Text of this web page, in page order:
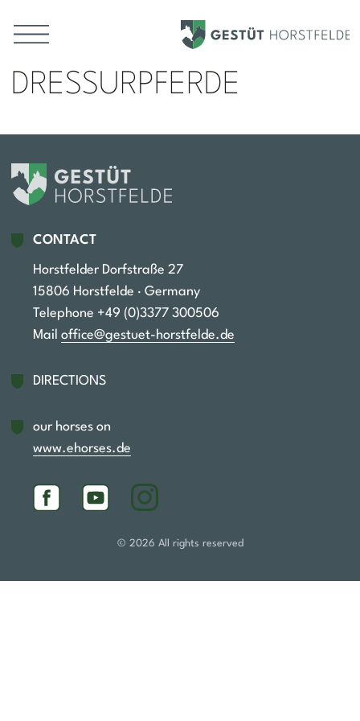
Skip to main content
DRESSURPFERDE
Seitenabschnitte
DRESSURPFERDE
CONTACT
Horstfelder Dorfstraße 27
15806 Horstfelde · Germany
Telephone +49 (0)3377 300506‬
Mail office@gestuet-horstfelde.de
Fußzeile
DIRECTIONS
our horses on
www.ehorses.de
Social Media
© 2026 All rights reserved